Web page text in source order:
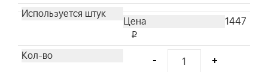
Husqvarna
Husqvarna
Husqvarna
1447
i
- +